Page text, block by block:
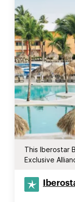
This Iberostar
Exclusive